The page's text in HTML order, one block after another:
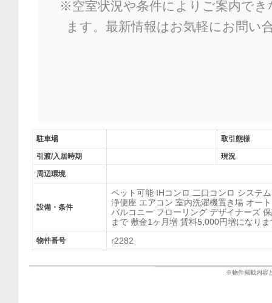
※空室状況や条件によりご案内で
ます。最新情報はお気軽にお問い
駐車場 取引態様
引渡/入居時期 現況
周辺環境
設備・条件
ペット可能 IHコンロ 二口コンロ システ
浄便座 エアコン 室内洗濯機置き場 オー
バルコニー フローリング デザイナーズ
まで 敷金1ヶ月増 賃料5,000円増になり
物件番号 r2282
※物件掲載内容